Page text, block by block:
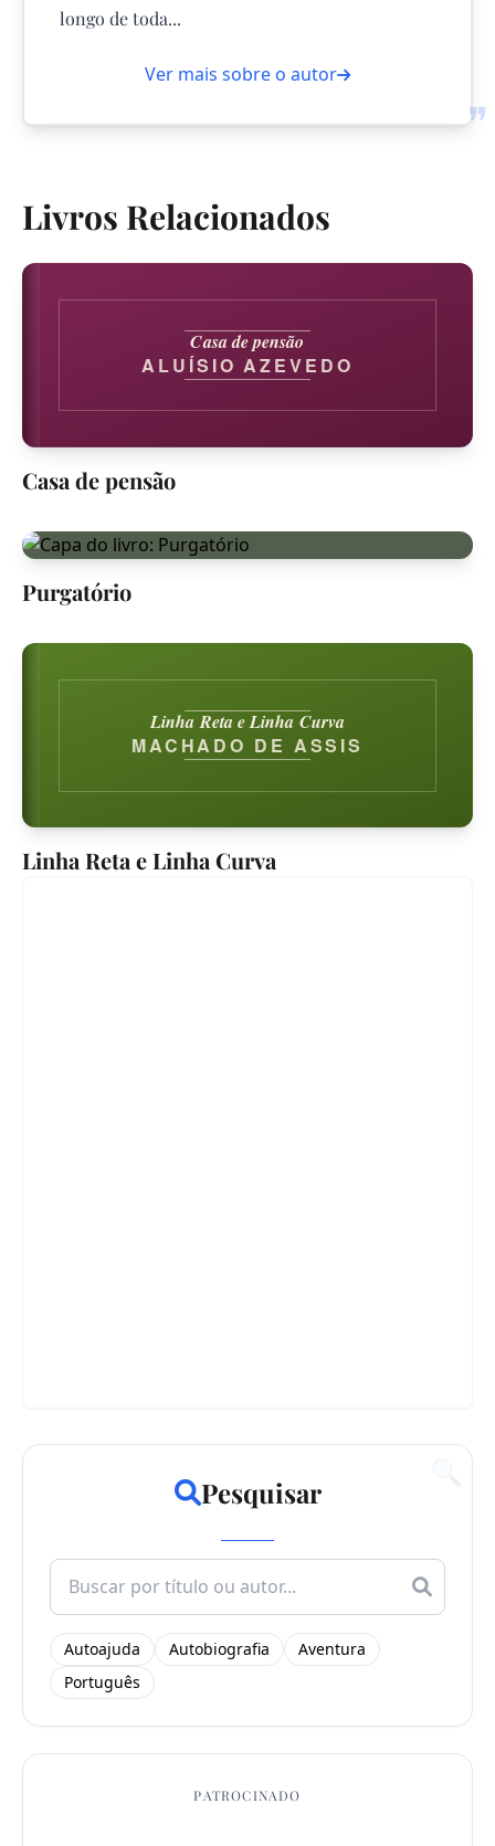
❞
longo de toda...
Ver mais sobre o autor
Livros Relacionados
Casa de pensão
ALUÍSIO AZEVEDO
Casa de pensão
Purgatório
Linha Reta e Linha Curva
MACHADO DE ASSIS
Linha Reta e Linha Curva
Pesquisar
Search
for:
Autoajuda Autobiografia
Aventura
Português
PATROCINADO